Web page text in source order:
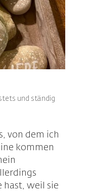
und ständig
von dem ich
kommen
hast, weil sie